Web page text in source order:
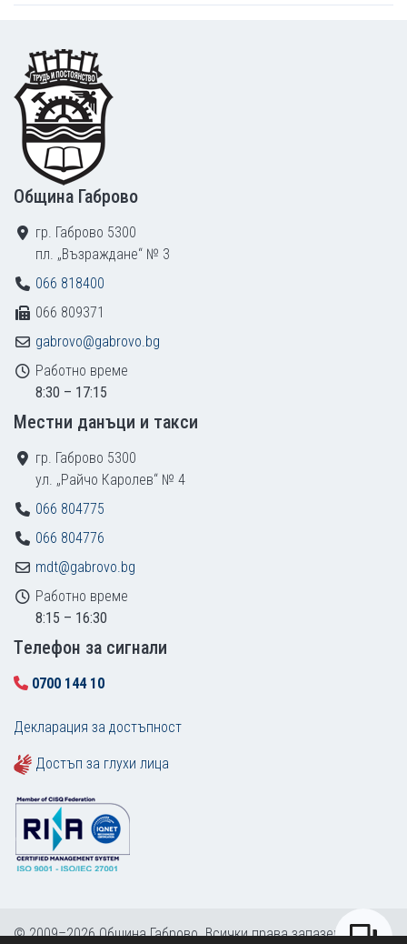
Footer
Община Габрово
гр. Габрово 5300
пл. „Възраждане“ № 3
066 818400
066 809371
gabrovo@gabrovo.bg
Работно време
8:30 – 17:15
Местни данъци и такси
гр. Габрово 5300
ул. „Райчо Каролев“ № 4
066 804775
066 804776
mdt@gabrovo.bg
Работно време
8:15 – 16:30
Tелефон за сигнали
0700 144 10
Декларация за достъпност
Достъп за глухи лица
© 2009–2026 Община Габрово. Всички права запазени.